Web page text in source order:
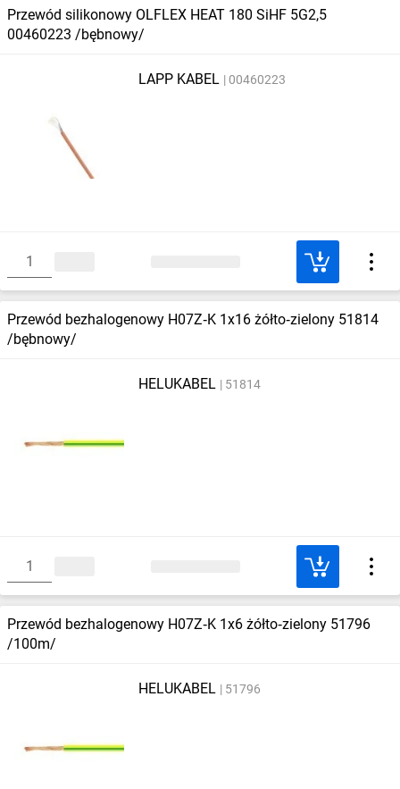
Przewód silikonowy OLFLEX HEAT 180 SiHF 5G2,5
00460223 /bębnowy/
LAPP KABEL 00460223
Przewód bezhalogenowy H07Z‑K 1x16 żółto‑zielony 51814
/bębnowy/
HELUKABEL 51814
Przewód bezhalogenowy H07Z‑K 1x6 żółto‑zielony 51796
/100m/
HELUKABEL 51796